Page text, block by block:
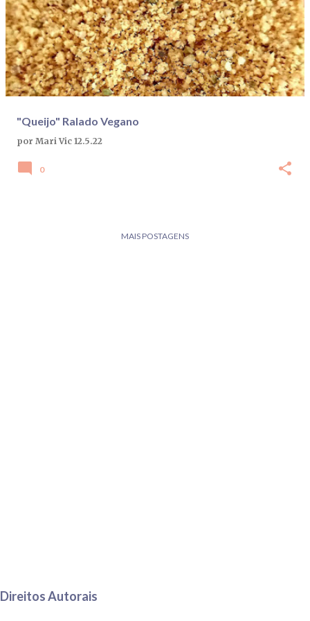
"Queijo" Ralado Vegano
por Mari Vic 12.5.22
0
MAIS POSTAGENS
Direitos Autorais